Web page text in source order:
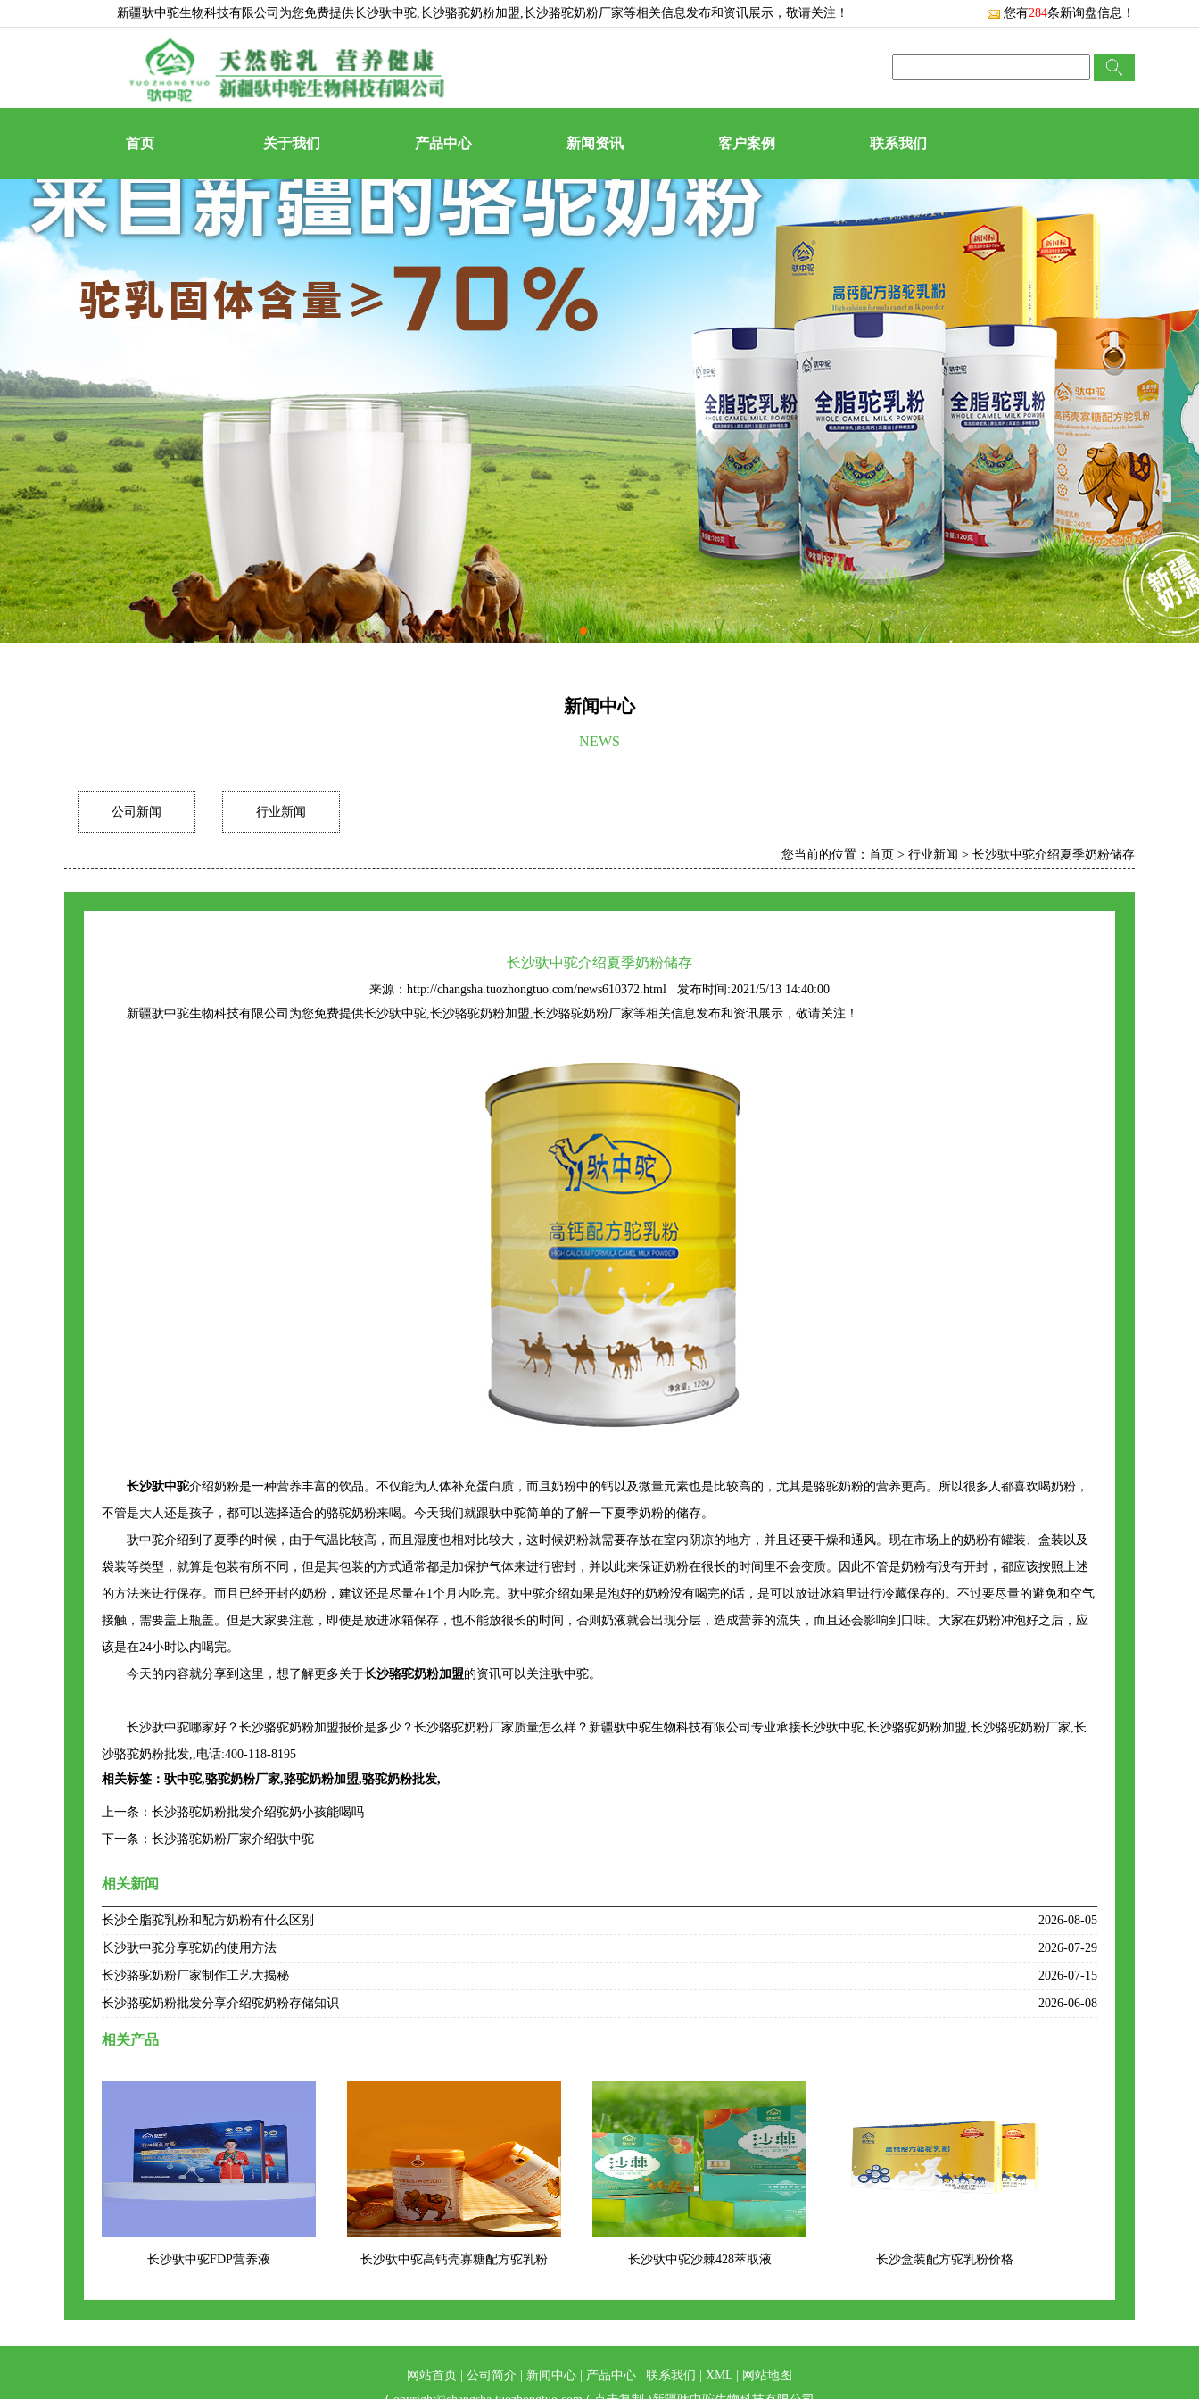
新疆驮中驼生物科技有限公司为您免费提供长沙驮中驼,长沙骆驼奶粉加盟,长沙骆驼奶粉厂家等相关信息发布和资讯展示，敬请关注！ 您有284条新询盘信息！
首页 关于我们 产品中心 新闻资讯 客户案例 联系我们
新闻中心
—————— NEWS ——————
公司新闻 行业新闻
您当前的位置： 首页 > 行业新闻 > 长沙驮中驼介绍夏季奶粉储存
长沙驮中驼介绍夏季奶粉储存
来源：http://changsha.tuozhongtuo.com/news610372.html 发布时间:2021/5/13 14:40:00
新疆驮中驼生物科技有限公司为您免费提供长沙驮中驼,长沙骆驼奶粉加盟,长沙骆驼奶粉厂家等相关信息发布和资讯展示，敬请关注！
长沙驮中驼介绍奶粉是一种营养丰富的饮品。不仅能为人体补充蛋白质，而且奶粉中的钙以及微量元素也是比较高的，尤其是骆驼奶粉的营养更高。所以很多人都喜欢喝奶粉，
不管是大人还是孩子，都可以选择适合的骆驼奶粉来喝。今天我们就跟驮中驼简单的了解一下夏季奶粉的储存。
驮中驼介绍到了夏季的时候，由于气温比较高，而且湿度也相对比较大，这时候奶粉就需要存放在室内阴凉的地方，并且还要干燥和通风。现在市场上的奶粉有罐装、盒装以及
袋装等类型，就算是包装有所不同，但是其包装的方式通常都是加保护气体来进行密封，并以此来保证奶粉在很长的时间里不会变质。因此不管是奶粉有没有开封，都应该按照上述
的方法来进行保存。而且已经开封的奶粉，建议还是尽量在1个月内吃完。驮中驼介绍如果是泡好的奶粉没有喝完的话，是可以放进冰箱里进行冷藏保存的。不过要尽量的避免和空气
接触，需要盖上瓶盖。但是大家要注意，即使是放进冰箱保存，也不能放很长的时间，否则奶液就会出现分层，造成营养的流失，而且还会影响到口味。大家在奶粉冲泡好之后，应
该是在24小时以内喝完。
今天的内容就分享到这里，想了解更多关于长沙骆驼奶粉加盟的资讯可以关注驮中驼。
长沙驮中驼哪家好？长沙骆驼奶粉加盟报价是多少？长沙骆驼奶粉厂家质量怎么样？新疆驮中驼生物科技有限公司专业承接长沙驮中驼,长沙骆驼奶粉加盟,长沙骆驼奶粉厂家,长
沙骆驼奶粉批发,,电话:400-118-8195
相关标签： 驮中驼,骆驼奶粉厂家,骆驼奶粉加盟,骆驼奶粉批发,
上一条： 长沙骆驼奶粉批发介绍驼奶小孩能喝吗
下一条： 长沙骆驼奶粉厂家介绍驮中驼
相关新闻
长沙全脂驼乳粉和配方奶粉有什么区别 2026-08-05
长沙驮中驼分享驼奶的使用方法 2026-07-29
长沙骆驼奶粉厂家制作工艺大揭秘 2026-07-15
长沙骆驼奶粉批发分享介绍驼奶粉存储知识 2026-06-08
相关产品
长沙驮中驼FDP营养液 长沙驮中驼高钙壳寡糖配方驼乳粉 长沙驮中驼沙棘428萃取液 长沙盒装配方驼乳粉价格
网站首页 公司简介 新闻中心 产品中心 联系我们 XML
网站地图